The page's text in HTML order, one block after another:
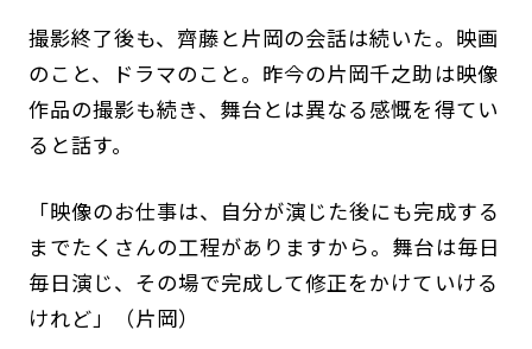
撮影終了後も、齊藤と片岡の会話は続いた。映画
のこと、ドラマのこと。昨今の片岡千之助は映像
作品の撮影も続き、舞台とは異なる感慨を得てい
ると話す。
「映像のお仕事は、自分が演じた後にも完成する
までたくさんの工程がありますから。舞台は毎日
毎日演じ、その場で完成して修正をかけていける
けれど」（片岡）